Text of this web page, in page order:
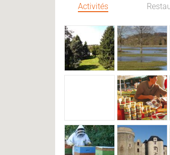
Activités